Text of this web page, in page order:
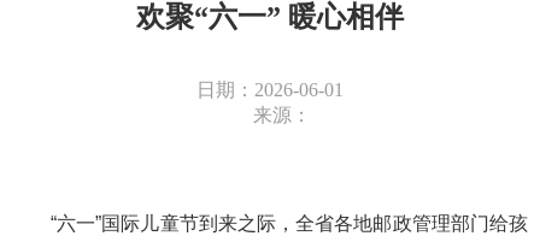
欢聚“六一” 暖心相伴
日期：2026-06-01
来源：
“六一”国际儿童节到来之际，全省各地邮政管理部门给孩